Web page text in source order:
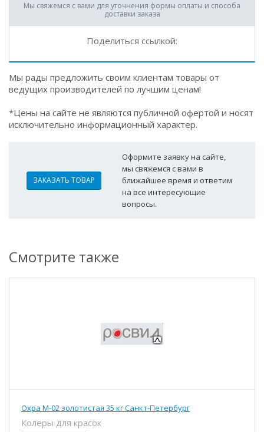
Мы свяжемся с вами для уточнения формы оплаты и способа
доставки заказа
Поделиться ссылкой:
Мы рады предложить своим клиентам товары от
ведущих производителей по лучшим ценам!
*Цены на сайте не являются публичной офертой и носят
исключительно информационный характер.
ЗАКАЗАТЬ ТОВАР
Оформите заявку на сайте,
мы свяжемся с вами в
ближайшее время и ответим
на все интересующие
вопросы.
Смотрите также
Охра М-02 золотистая 35 кг Санкт-Петербург
Колеры для красок